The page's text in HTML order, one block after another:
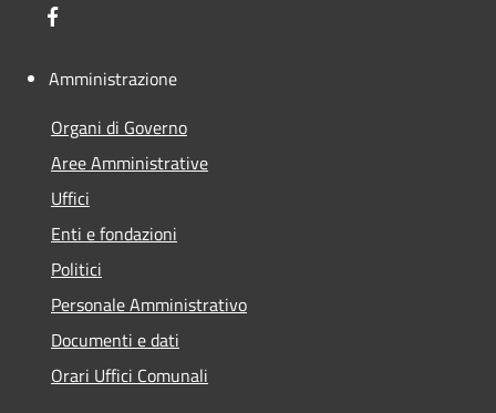
Amministrazione
Organi di Governo
Aree Amministrative
Uffici
Enti e fondazioni
Politici
Personale Amministrativo
Documenti e dati
Orari Uffici Comunali